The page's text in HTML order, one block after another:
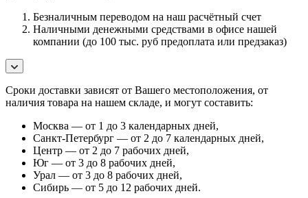
Безналичным переводом на наш расчётный счет
Наличными денежными средствами в офисе нашей
компании (до 100 тыс. руб предоплата или предзаказ)
Сроки доставки зависят от Вашего местоположения, от
наличия товара на нашем складе, и могут составить:
Москва — от 1 до 3 календарных дней,
Санкт-Петербург — от 2 до 7 календарных дней,
Центр — от 2 до 7 рабочих дней,
Юг — от 3 до 8 рабочих дней,
Урал — от 3 до 8 рабочих дней,
Сибирь — от 5 до 12 рабочих дней.